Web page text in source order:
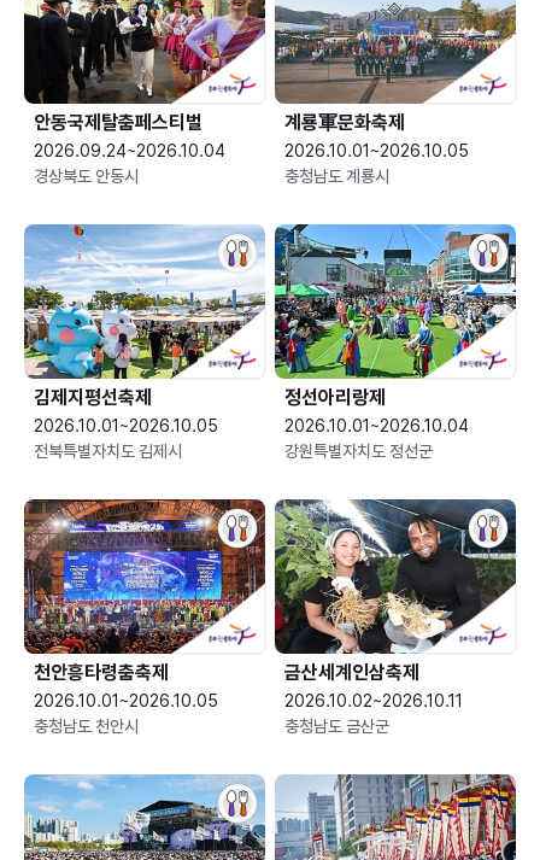
안동국제탈춤페스티벌
2026.09.24~2026.10.04
경상북도 안동시
2026.10.01~2026.10.05
충청남도 계룡시
김제지평선축제
2026.10.01~2026.10.05
전북특별자치도 김제시
정선아리랑제
2026.10.01~2026.10.04
강원특별자치도 정선군
천안흥타령춤축제
2026.10.01~2026.10.05
충청남도 천안시
금산세계인삼축제
2026.10.02~2026.10.11
충청남도 금산군